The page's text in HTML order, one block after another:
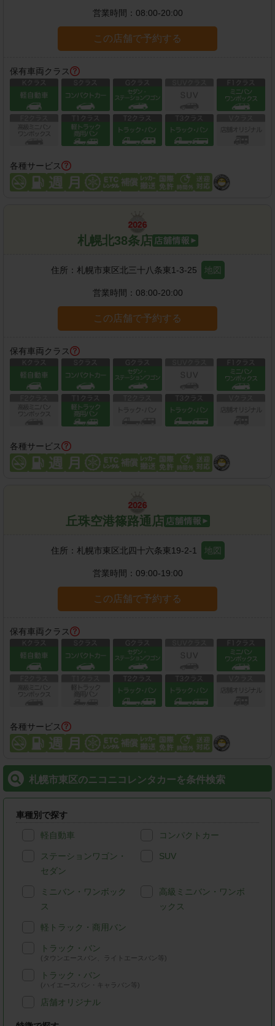
営業時間： 08:00-20:00
この店舗で予約する
保有車両クラス
各種サービス
札幌北38条店
住所： 札幌市東区北三十八条東1-3-25 地図
営業時間： 08:00-20:00
この店舗で予約する
保有車両クラス
各種サービス
丘珠空港篠路通店
住所： 札幌市東区北四十六条東19-2-1 地図
営業時間： 09:00-19:00
この店舗で予約する
保有車両クラス
各種サービス
札幌市東区のニコニコレンタカーを条件検索
車種別で探す
軽自動車 コンパクトカー
ステーションワゴン・
セダン
SUV
ミニバン・ワンボック
ス
高級ミニバン・ワンボ
ックス
軽トラック・商用バン
トラック・バン
(タウンエースバン、ライトエースバン等)
トラック・バン
(ハイエースバン・キャラバン等)
店舗オリジナル